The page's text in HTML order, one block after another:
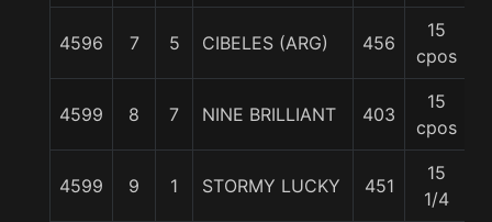
4596 7 5 CIBELES (ARG) 456
15
cpos
4599 8 7 NINE BRILLIANT 403
15
cpos
4599 9 1 STORMY LUCKY 451
15
1/4